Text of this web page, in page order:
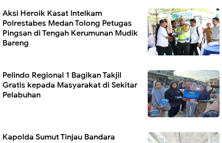
Aksi Heroik Kasat Intelkam
Polrestabes Medan Tolong Petugas
Pingsan di Tengah Kerumunan Mudik
Bareng
Pelindo Regional 1 Bagikan Takjil
Gratis kepada Masyarakat di Sekitar
Pelabuhan
Kapolda Sumut Tinjau Bandara